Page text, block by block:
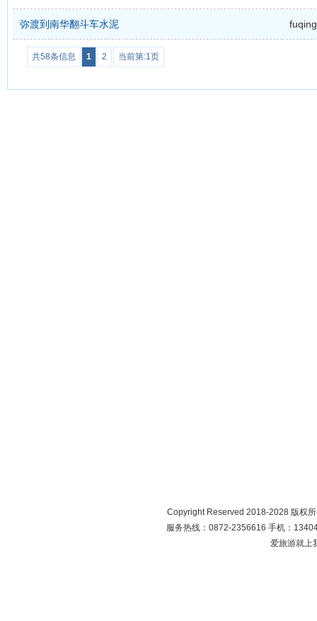
弥渡到南华翻斗车水泥 fuqing
共58条信息 1 2 当前第:1页
Copyright Reserved 2018-2028 版权
服务热线：0872-2356616 手机：
爱旅游就上